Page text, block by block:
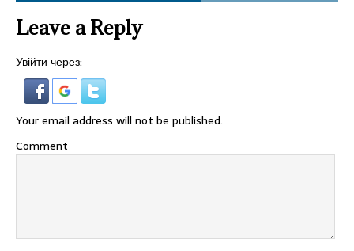
Leave a Reply
Увійти через:
Your email address will not be published.
Comment